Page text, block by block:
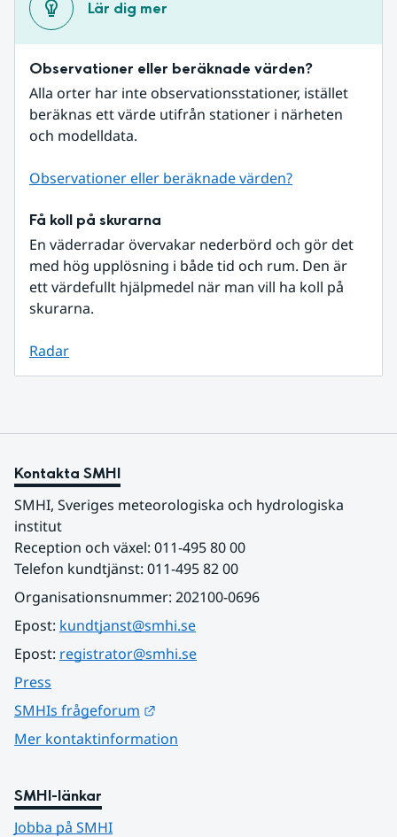
Lär dig mer
Observationer eller beräknade värden?
Alla orter har inte observationsstationer, istället
beräknas ett värde utifrån stationer i närheten
och modelldata.
Observationer eller beräknade värden?
Få koll på skurarna
En väderradar övervakar nederbörd och gör det
med hög upplösning i både tid och rum. Den är
ett värdefullt hjälpmedel när man vill ha koll på
skurarna.
Radar
Kontakta SMHI
SMHI, Sveriges meteorologiska och hydrologiska
institut
Reception och växel: 011-495 80 00
Telefon kundtjänst: 011-495 82 00
Organisationsnummer: 202100-0696
Epost: kundtjanst@smhi.se
Epost: registrator@smhi.se
Press
SMHIs frågeforum
Mer kontaktinformation
SMHI-länkar
Jobba på SMHI